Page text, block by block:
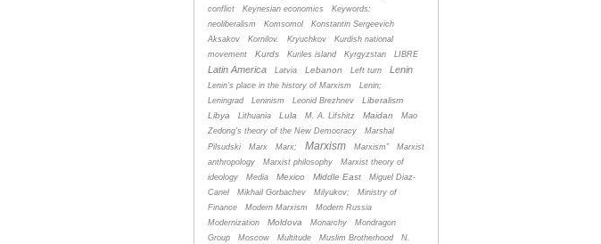
conflict
Keynesian economics
Keywords:
neoliberalism
Komsomol
Konstantin Sergeevich
Aksakov
Kornilov. Kryuchkov
Kurdish national
movement
Kurds Kuriles island Kyrgyzstan LIBRE
Latin America Latvia Lebanon Left turn Lenin
Lenin's place in the history of Marxism
Lenin;
Leningrad
Leninism Leonid Brezhnev
Liberalism
Libya
Lithuania Lula M. A. Lifshitz Maidan
Mao
Zedong's theory of the New Democracy
Marshal
Pilsudski
Marx Marx; Marxism Marxism”
Marxist
anthropology
Marxist philosophy
Marxist theory of
ideology
Media Mexico Middle East
Miguel Diaz-
Canel
Mikhail Gorbachev Milyukov;
Ministry of
Finance
Modern Marxism
Modern Russia
Modernization
Moldova Monarchy
Mondragon
Group
Moscow Multitude Muslim Brotherhood
N.